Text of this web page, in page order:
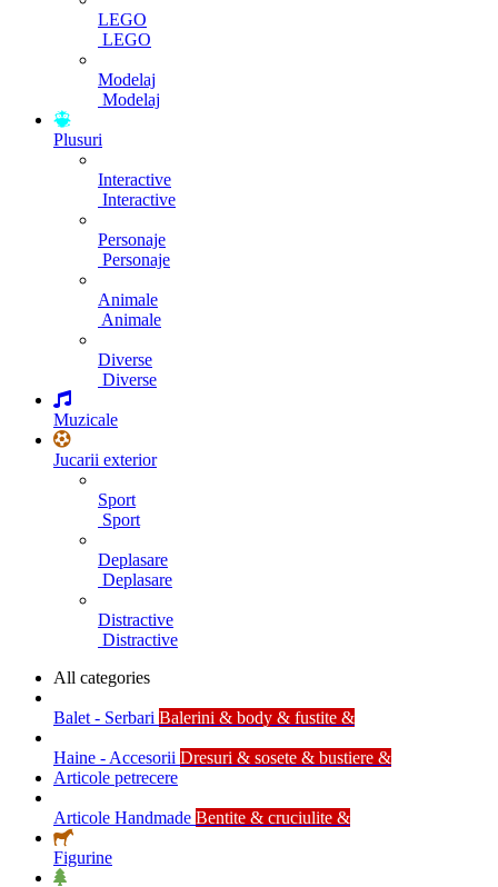
LEGO
LEGO
Modelaj
Modelaj
Plusuri
Interactive
Interactive
Personaje
Personaje
Animale
Animale
Diverse
Diverse
Muzicale
Jucarii exterior
Sport
Sport
Deplasare
Deplasare
Distractive
Distractive
All categories
Balet - Serbari Balerini & body & fustite &
Haine - Accesorii Dresuri & sosete & bustiere &
Articole petrecere
Articole Handmade Bentite & cruciulite &
Figurine